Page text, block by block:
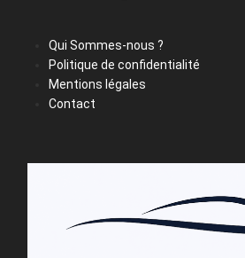
Qui Sommes-nous ?
Politique de confidentialité
Mentions légales
Contact